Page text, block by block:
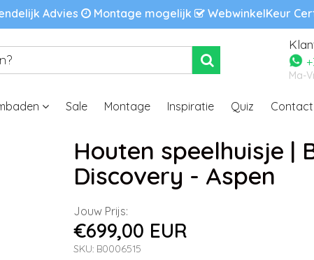
Advies Montage mogelijk WebwinkelKeur
Ma-
Sale Montage Inspiratie Quiz Contact
Houten speelhuisje |
Discovery - Aspen
Jouw Prijs:
€699,00 EUR
SKU: B0006515